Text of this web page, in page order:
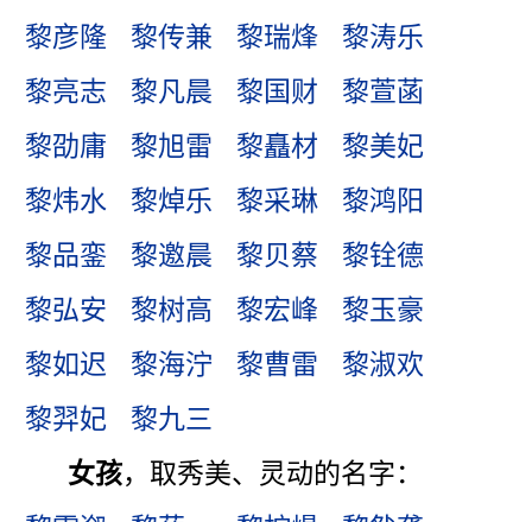
黎彦隆
黎传兼 黎瑞烽
黎涛乐
黎亮志
黎凡晨 黎国财
黎萱菡
黎劭庸
黎旭雷 黎矗材
黎美妃
黎炜水
黎焯乐 黎采琳
黎鸿阳
黎品銮
黎邀晨 黎贝蔡
黎铨德
黎弘安
黎树高 黎宏峰
黎玉豪
黎如迟
黎海泞 黎曹雷
黎淑欢
黎羿妃
黎九三
女孩，取秀美、灵动的名字：